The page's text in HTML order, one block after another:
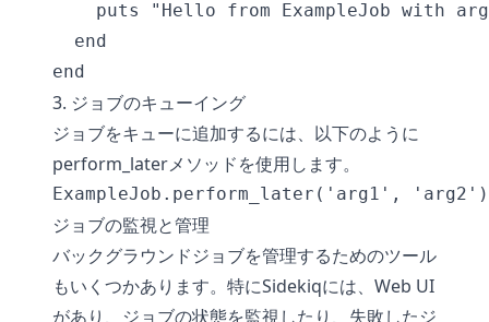
puts "Hello from ExampleJob with
  end
3. ジョブのキューイング
ジョブをキューに追加するには、以下のように
perform_laterメソッドを使用します。
ジョブの監視と管理
バックグラウンドジョブを管理するためのツール
もいくつかあります。特にSidekiqには、Web UI
があり、ジョブの状態を監視したり、失敗したジ